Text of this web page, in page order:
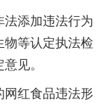
添加违法行为
物等认定执法检
见。
红食品违法形